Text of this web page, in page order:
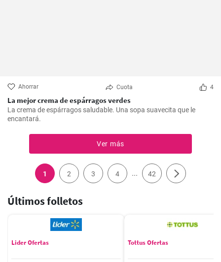
Ahorrar Cuota 4
La mejor crema de espárragos verdes
La crema de espárragos saludable. Una sopa suavecita que le
encantará.
Ver más
1 2 3 4 ... 42
Últimos folletos
Lider Ofertas Tottus Ofertas